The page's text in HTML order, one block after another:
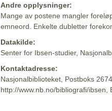
Andre opplysninger:
Mange av postene mangler
emneord. Enkelte dubletter
Datakilde:
Senter for Ibsen-studier,
Kontaktadresse:
Nasjonalbiblioteket, Postboks
http://www.nb.no/bibliografi/ibsen,